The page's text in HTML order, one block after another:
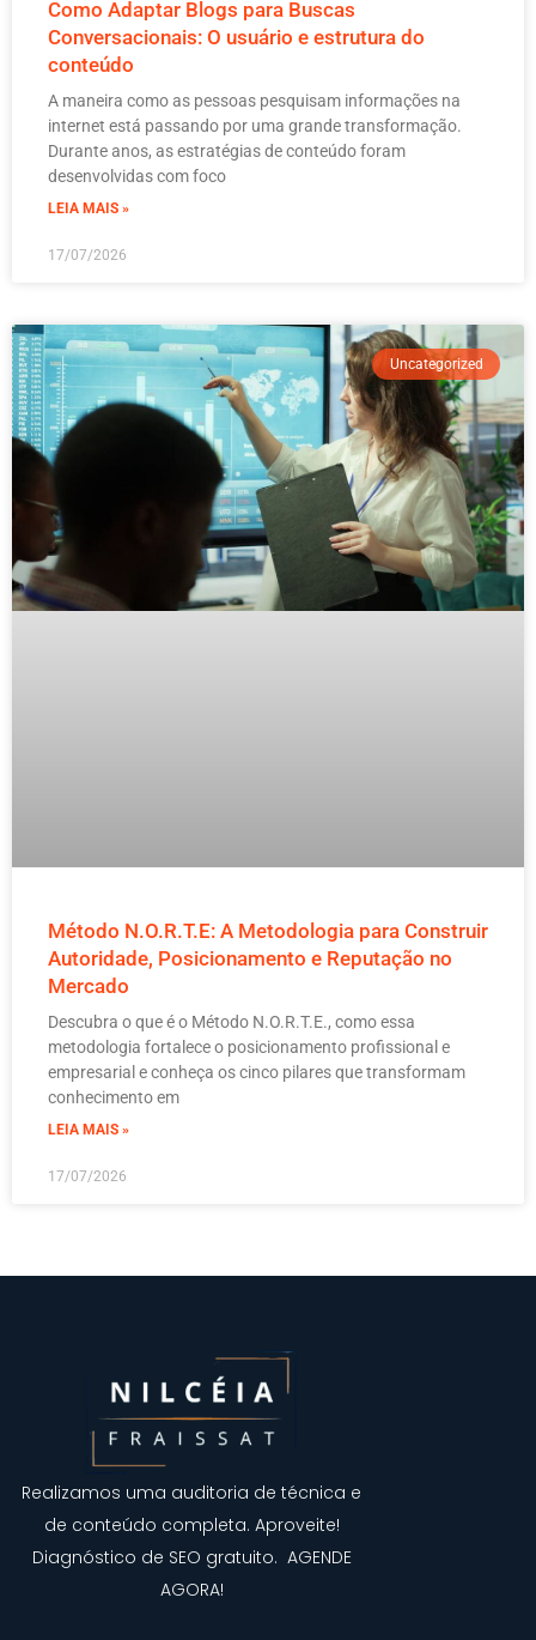
Como Adaptar Blogs para Buscas
Conversacionais: O usuário e estrutura do
conteúdo
A maneira como as pessoas pesquisam informações na
internet está passando por uma grande transformação.
Durante anos, as estratégias de conteúdo foram
desenvolvidas com foco
LEIA MAIS »
17/07/2026
Uncategorized
Método N.O.R.T.E: A Metodologia para Construir
Autoridade, Posicionamento e Reputação no
Mercado
Descubra o que é o Método N.O.R.T.E., como essa
metodologia fortalece o posicionamento profissional e
empresarial e conheça os cinco pilares que transformam
conhecimento em
LEIA MAIS »
17/07/2026
Realizamos uma auditoria de técnica e
de conteúdo completa. Aproveite!
Diagnóstico de SEO gratuito. AGENDE
AGORA!